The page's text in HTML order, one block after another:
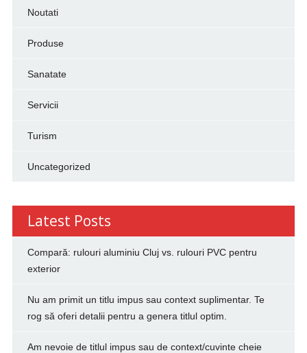
Noutati
Produse
Sanatate
Servicii
Turism
Uncategorized
Latest Posts
Compară: rulouri aluminiu Cluj vs. rulouri PVC pentru
exterior
Nu am primit un titlu impus sau context suplimentar. Te
rog să oferi detalii pentru a genera titlul optim.
Am nevoie de titlul impus sau de context/cuvinte cheie